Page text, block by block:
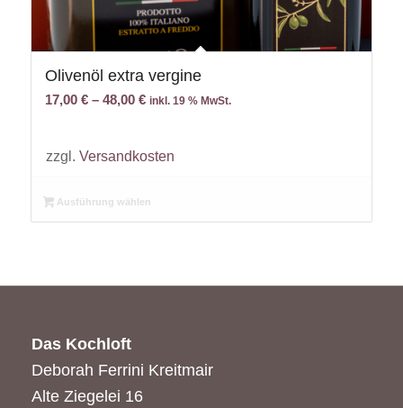
Olivenöl extra vergine
17,00 €– 48,00 € inkl. 19 % MwSt.
zzgl. Versandkosten
Ausführung wählen
Das Kochloft
Deborah Ferrini Kreitmair
Alte Ziegelei 16